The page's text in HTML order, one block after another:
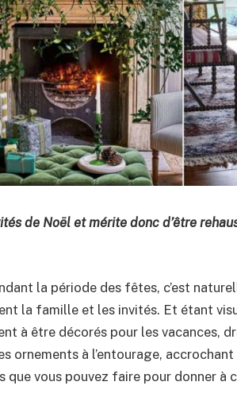
de Noël et mérite donc d’être
la période des fêtes, c’est
la famille et les invités. Et étant
à être décorés pour les vacances,
ornements à l’entourage,
que vous pouvez faire pour donner à